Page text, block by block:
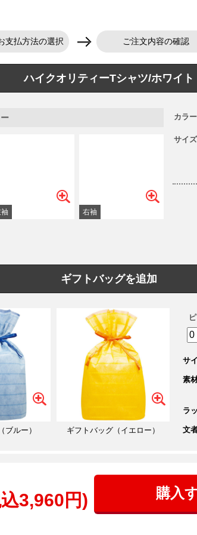
支払方法の選択 ご注文内容の確認
ハイクオリティーTシャツ/ホワイト
カラー
サイズ
ギフトバッグを追加
ブルー） ギフトバッグ（イエロー）
サ
素
ラ
文
3,960円) 購入